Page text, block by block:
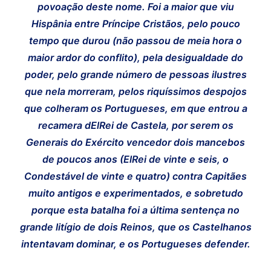
povoação deste nome. Foi a maior que viu
Hispânia entre Príncipe Cristãos, pelo pouco
tempo que durou (não passou de meia hora o
maior ardor do conflito), pela desigualdade do
poder, pelo grande número de pessoas ilustres
que nela morreram, pelos riquíssimos despojos
que colheram os Portugueses, em que entrou a
recamera dElRei de Castela, por serem os
Generais do Exército vencedor dois mancebos
de poucos anos (ElRei de vinte e seis, o
Condestável de vinte e quatro) contra Capitães
muito antigos e experimentados, e sobretudo
porque esta batalha foi a última sentença no
grande litígio de dois Reinos, que os Castelhanos
intentavam dominar, e os Portugueses defender.